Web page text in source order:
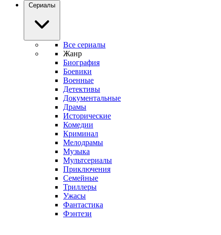
Сериалы
Все сериалы
Жанр
Биография
Боевики
Военные
Детективы
Документальные
Драмы
Исторические
Комедии
Криминал
Мелодрамы
Музыка
Мультсериалы
Приключения
Семейные
Триллеры
Ужасы
Фантастика
Фэнтези